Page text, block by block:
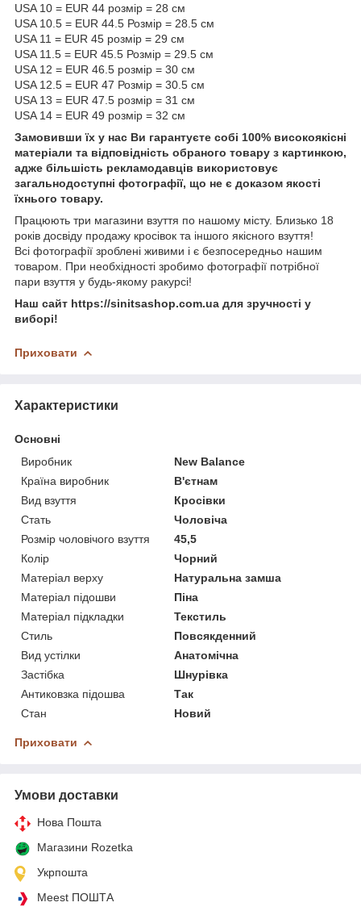
USA 10 = EUR 44 розмір = 28 см
USA 10.5 = EUR 44.5 Розмір = 28.5 см
USA 11 = EUR 45 розмір = 29 см
USA 11.5 = EUR 45.5 Розмір = 29.5 см
USA 12 = EUR 46.5 розмір = 30 см
USA 12.5 = EUR 47 Розмір = 30.5 см
USA 13 = EUR 47.5 розмір = 31 см
USA 14 = EUR 49 розмір = 32 см
Замовивши їх у нас Ви гарантуєте собі 100% високоякісні
матеріали та відповідність обраного товару з картинкою,
адже більшість рекламодавців використовує
загальнодоступні фотографії, що не є доказом якості
їхнього товару.
Працюють три магазини взуття по нашому місту. Близько 18
років досвіду продажу кросівок та іншого якісного взуття!
Всі фотографії зроблені живими і є безпосередньо нашим
товаром. При необхідності зробимо фотографії потрібної
пари взуття у будь-якому ракурсі!
Наш сайт https://sinitsashop.com.ua для зручності у
виборі!
Приховати
Характеристики
Основні
Виробник
New Balance
Країна виробник
В'єтнам
Вид взуття
Кросівки
Стать
Чоловіча
Розмір чоловічого взуття
45,5
Колір
Чорний
Матеріал верху
Натуральна замша
Матеріал підошви
Піна
Матеріал підкладки
Текстиль
Стиль
Повсякденний
Вид устілки
Анатомічна
Застібка
Шнурівка
Антиковзка підошва
Так
Стан
Новий
Приховати
Умови доставки
Нова Пошта
Магазини Rozetka
Укрпошта
Meest ПОШТА